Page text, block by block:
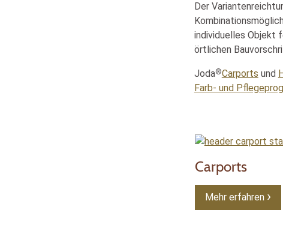
Der
individuelles Objekt
örtlichen
Joda®Carports und
Farb- und
Carports
Mehr erfahren